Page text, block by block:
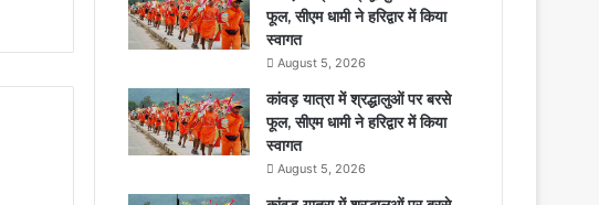
फूल, सीएम धामी ने हरिद्वार में किया
स्वागत
August 5, 2026
कांवड़ यात्रा में श्रद्धालुओं पर बरसे
फूल, सीएम धामी ने हरिद्वार में किया
स्वागत
August 5, 2026